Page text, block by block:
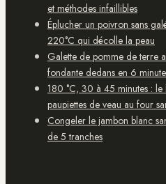
et méthodes infaillibles
Éplucher un poivron sans
220°C qui décolle la peau
Galette de pomme de terre
fondante dedans en 6
180 °C, 30 à 45 minutes : le
paupiettes de veau au four
Congeler le jambon blanc
de 5 tranches